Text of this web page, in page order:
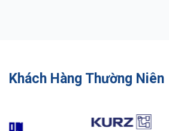
Khách Hàng Thường Niên